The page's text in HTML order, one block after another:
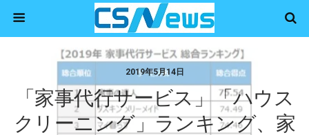
2019年5月14日
「家事代行サービス」「ハウス
クリーニング」ランキング、家